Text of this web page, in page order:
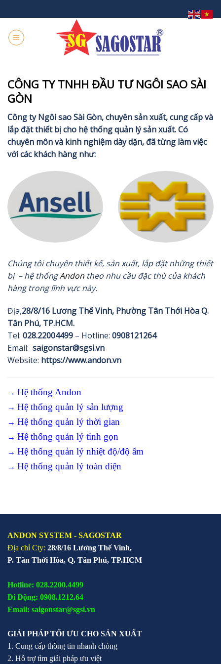
to
content
CÔNG TY TNHH ĐẦU TƯ NGÔI SAO SÀI
GÒN
Công ty Ngôi sao Sài Gòn, chuyên sản xuất, cung cấp và
lắp đặt thiết bị cho hệ thống quản lý sản xuất. Có
chuyên môn và kinh nghiệm dày dặn, đã từng làm việc
với các khách hàng như:
Chúng tôi chuyên thiết kế, sản xuất, lắp đặt những thiết
bị – hệ thốngAndon theo nhu cầu đặc thù của khách
hàng trong lĩnh vực này.
Địa,28/8/16 Lương Thế Vinh, Phường Tân Thới Hòa Q.
Tân Phú, TP.HCM.
Tel: 028.22004499 – Hotline: 0908121264
Email: saigonstar@sgsi.vn
Website: https://www.andon.vn
→ Hệ thống Andon
→ Hệ thống quản lý sản lượng
→ Hệ thống quản lý thời gian
→ Hệ thống quản lý tinh gọn
→ Hệ thống quản lý nhiệt độ/độ ẩm
→ Hệ thống quản lý toàn diện
ANDON SYSTEM - SAGOSTAR
Địa chỉ Cty: 28/8/16 Lương Thế Vinh,
P. Tân Thới Hòa, Q. Tân Phú, TP.HCM
Hotline: 028.2200.4499
Di Động: 0908.1212.64
Email: saigonstar@sgsi.vn
GIẢI PHÁP TỐI ƯU CHO SẢN XUẤT
1. Cung cấp thông tin nhanh chóng
2. Hỗ trợ tìm giải pháp ưu việt